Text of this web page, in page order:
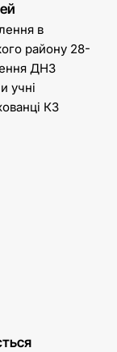
в
району 28-
ДНЗ
учні
КЗ